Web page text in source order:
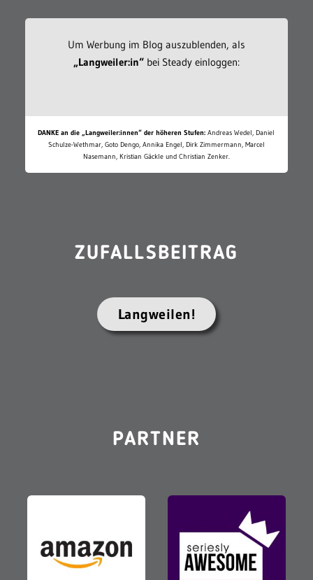
Um Werbung im Blog auszublenden, als
„Langweiler:in“bei Steady einloggen:
DANKE an die „Langweiler:innen“ der höheren Stufen: Andreas Wedel, Daniel
Schulze-Wethmar, Goto Dengo, Annika Engel, Dirk Zimmermann, Marcel
Nasemann, Kristian Gäckle und Christian Zenker.
ZUFALLSBEITRAG
Langweilen!
PARTNER